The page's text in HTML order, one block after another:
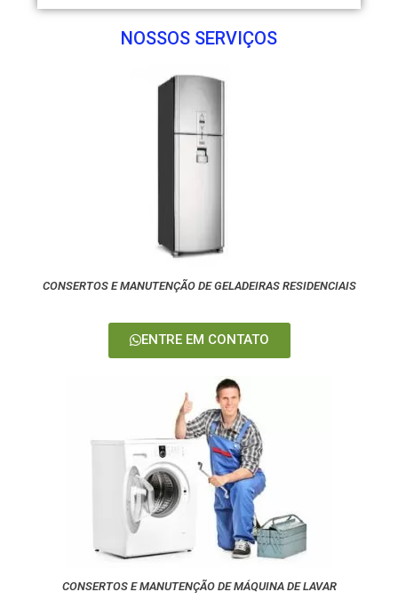
NOSSOS SERVIÇOS
CONSERTOS E MANUTENÇÃO DE GELADEIRAS RESIDENCIAIS
ENTRE EM CONTATO
CONSERTOS E MANUTENÇÃO DE MÁQUINA DE LAVAR